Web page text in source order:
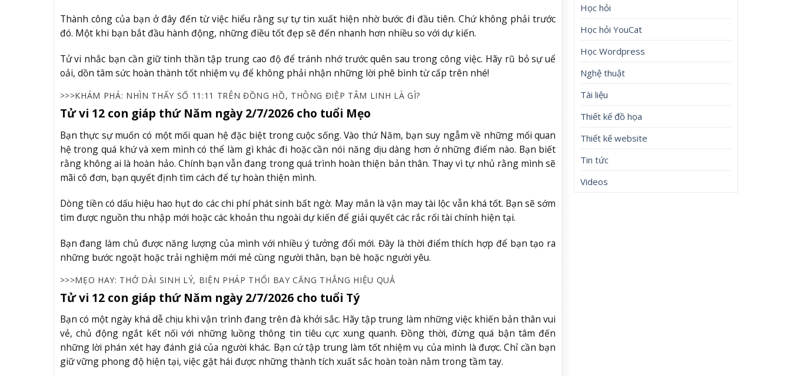
Thành công của bạn ở đây đến từ việc hiểu rằng sự tự tin xuất hiện nhờ bước đi đầu tiên. Chứ không phải trước
đó. Một khi bạn bắt đầu hành động, những điều tốt đẹp sẽ đến nhanh hơn nhiều so với dự kiến.
Tử vi nhắc bạn cần giữ tinh thần tập trung cao độ để tránh nhớ trước quên sau trong công việc. Hãy rũ bỏ sự uể
oải, dồn tâm sức hoàn thành tốt nhiệm vụ để không phải nhận những lời phê bình từ cấp trên nhé!
>>>KHÁM PHÁ: NHÌN THẤY SỐ 11:11 TRÊN ĐỒNG HỒ, THÔNG ĐIỆP TÂM LINH LÀ GÌ?
Tử vi 12 con giáp thứ Năm ngày 2/7/2026 cho tuổi Mẹo
Bạn thực sự muốn có một mối quan hệ đặc biệt trong cuộc sống. Vào thứ Năm, bạn suy ngẫm về những mối quan
hệ trong quá khứ và xem mình có thể làm gì khác đi hoặc cần nói năng dịu dàng hơn ở những điểm nào. Bạn biết
rằng không ai là hoàn hảo. Chính bạn vẫn đang trong quá trình hoàn thiện bản thân. Thay vì tự nhủ rằng mình sẽ
mãi cô đơn, bạn quyết định tìm cách để tự hoàn thiện mình.
Dòng tiền có dấu hiệu hao hụt do các chi phí phát sinh bất ngờ. May mắn là vận may tài lộc vẫn khá tốt. Bạn sẽ sớm
tìm được nguồn thu nhập mới hoặc các khoản thu ngoài dự kiến để giải quyết các rắc rối tài chính hiện tại.
Bạn đang làm chủ được năng lượng của mình với nhiều ý tưởng đổi mới. Đây là thời điểm thích hợp để bạn tạo ra
những bước ngoặt hoặc trải nghiệm mới mẻ cùng người thân, bạn bè hoặc người yêu.
>>>MẸO HAY: THỞ DÀI SINH LÝ, BIỆN PHÁP THỔI BAY CĂNG THẲNG HIỆU QUẢ
Tử vi 12 con giáp thứ Năm ngày 2/7/2026 cho tuổi Tý
Bạn có một ngày khá dễ chịu khi vận trình đang trên đà khởi sắc. Hãy tập trung làm những việc khiến bản thân vui
vẻ, chủ động ngắt kết nối với những luồng thông tin tiêu cực xung quanh. Đồng thời, đừng quá bận tâm đến
những lời phán xét hay đánh giá của người khác. Bạn cứ tập trung làm tốt nhiệm vụ của mình là được. Chỉ cần bạn
giữ vững phong độ hiện tại, việc gặt hái được những thành tích xuất sắc hoàn toàn nằm trong tầm tay.
Học hỏi
Học hỏi YouCat
Học Wordpress
Nghệ thuật
Tài liệu
Thiết kế đồ họa
Thiết kế website
Tin tức
Videos